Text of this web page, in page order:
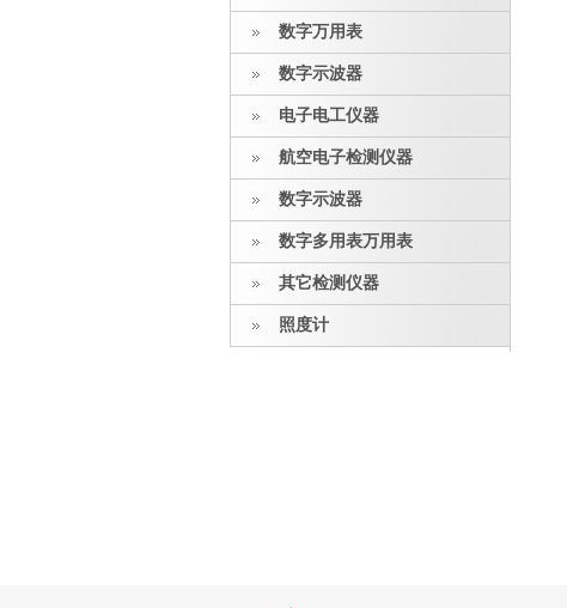
数字万用表
数字示波器
电子电工仪器
航空电子检测仪器
数字示波器
数字多用表万用表
其它检测仪器
照度计